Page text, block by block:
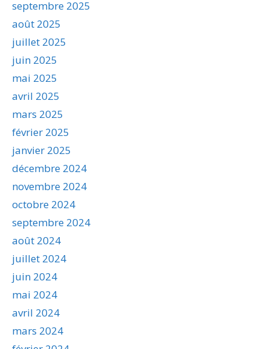
septembre 2025
août 2025
juillet 2025
juin 2025
mai 2025
avril 2025
mars 2025
février 2025
janvier 2025
décembre 2024
novembre 2024
octobre 2024
septembre 2024
août 2024
juillet 2024
juin 2024
mai 2024
avril 2024
mars 2024